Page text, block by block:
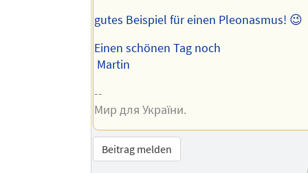
gutes Beispiel für einen Pleonasmus! 😉
Einen schönen Tag noch
Martin
--
Мир для України.
Beitrag melden